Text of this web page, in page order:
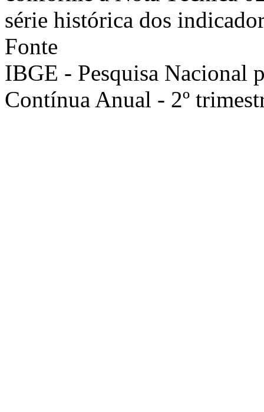
série histórica dos
Fonte
IBGE - Pesquisa Nacional
Contínua Anual - 2º